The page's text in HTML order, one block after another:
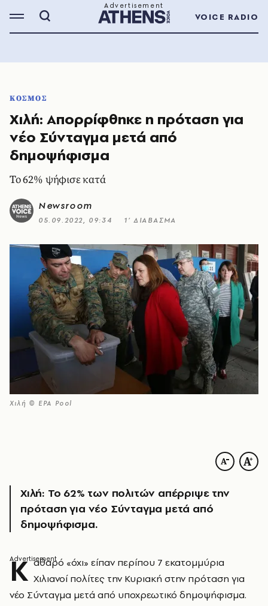
VOICE RADIO
ΚΟΣΜΟΣ
Χιλή: Aπορρίφθηκε η πρόταση για
νέο Σύνταγμα μετά από
δημοψήφισμα
Το 62% ψήφισε κατά
Newsroom
05.09.2022, 09:34 1’ ΔΙΑΒΑΣΜΑ
Χιλή © ΕPA Pool
Χιλή: Το 62% των πολιτών απέρριψε την
πρόταση για νέο Σύνταγμα μετά από
δημοψήφισμα.
Κ αθαρό «όχι» είπαν περίπου 7 εκατομμύρια
Χιλιανοί πολίτες την Κυριακή στην πρόταση για
νέο Σύνταγμα μετά από υποχρεωτικό δημοψήφισμα.